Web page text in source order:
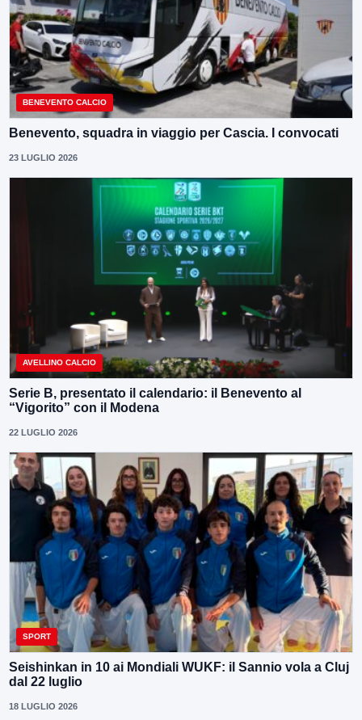
BENEVENTO CALCIO
Benevento, squadra in viaggio per Cascia. I convocati
23 LUGLIO 2026
AVELLINO CALCIO
Serie B, presentato il calendario: il Benevento al
“Vigorito” con il Modena
22 LUGLIO 2026
SPORT
Seishinkan in 10 ai Mondiali WUKF: il Sannio vola a Cluj
dal 22 luglio
18 LUGLIO 2026